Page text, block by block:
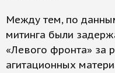
Между тем, по
митинга были
«Левого фронта» за
агитационных